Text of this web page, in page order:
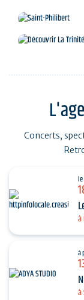
Concerts,
le
à
à
à